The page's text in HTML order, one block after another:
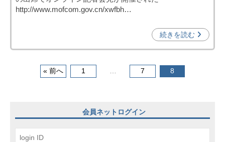
n
http://www.mofcom.gov.cn/xwfbh…
続きを読む
ビ
ゲ
« 前へ 1 7 8
会員ネットログイン